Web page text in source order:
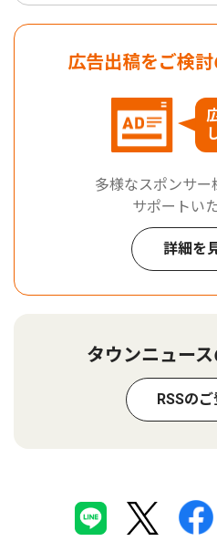
広告出稿をご検
多様なスポンサー
サポートい
詳細を
タウンニュー
RSSの